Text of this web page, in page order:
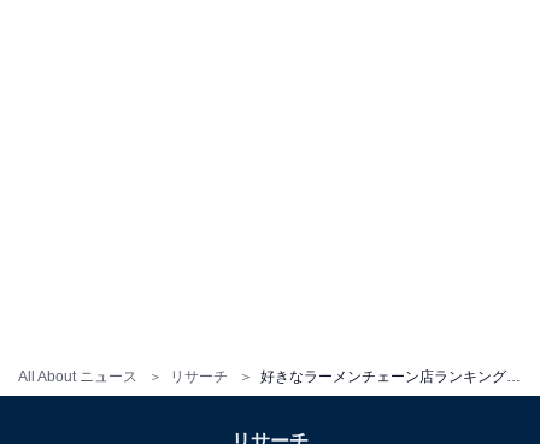
All About ニュース リサーチ